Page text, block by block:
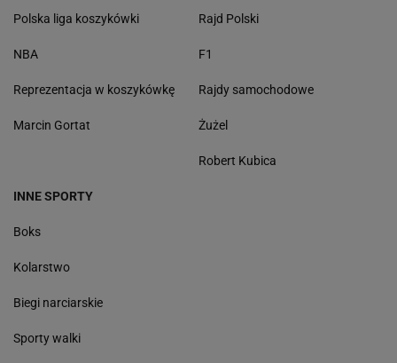
Polska liga koszykówki
NBA
Reprezentacja w koszykówkę
Marcin Gortat
Rajd Polski
F1
Rajdy samochodowe
Żużel
Robert Kubica
INNE SPORTY
Boks
Kolarstwo
Biegi narciarskie
Sporty walki